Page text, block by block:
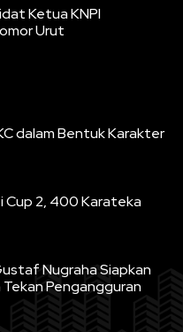
Ketua KNPI
Urut
dalam Bentuk Karakter
Cup 2, 400 Karateka
Nugraha Siapkan
Pengangguran